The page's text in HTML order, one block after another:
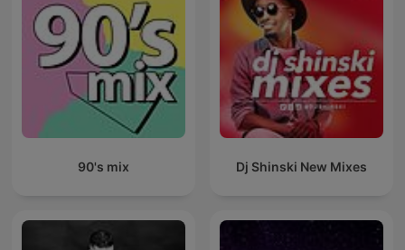
90's mix Dj Shinski New Mixes